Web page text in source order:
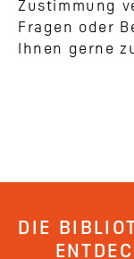
Zustimmung
Fragen oder
Ihnen gerne
DIE